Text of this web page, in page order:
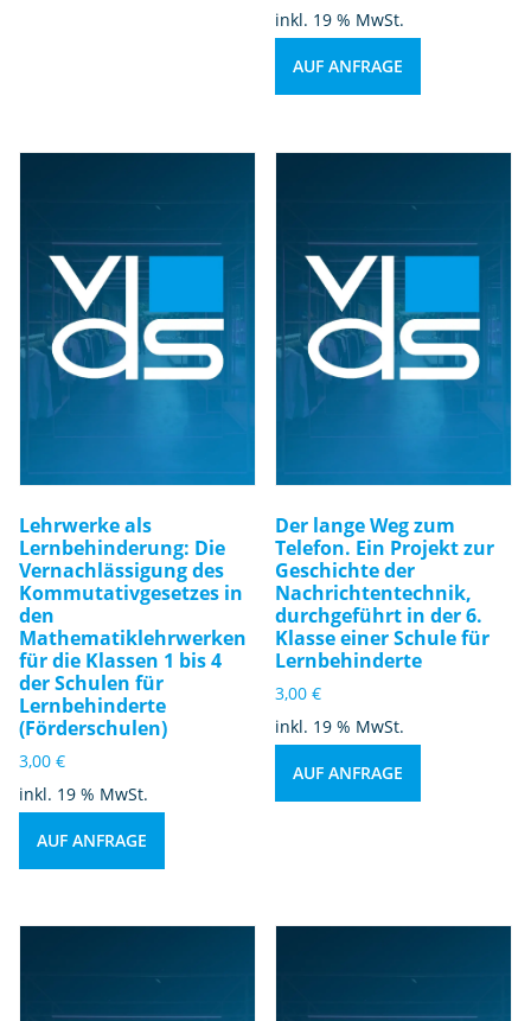
inkl. 19 % MwSt.
AUF ANFRAGE
Lehrwerke als
Lernbehinderung: Die
Vernachlässigung des
Kommutativgesetzes in
den
Mathematiklehrwerken
für die Klassen 1 bis 4
der Schulen für
Lernbehinderte
(Förderschulen)
3,00 €
inkl. 19 % MwSt.
AUF ANFRAGE
Der lange Weg zum
Telefon. Ein Projekt zur
Geschichte der
Nachrichtentechnik,
durchgeführt in der 6.
Klasse einer Schule für
Lernbehinderte
3,00€
inkl. 19 % MwSt.
AUF ANFRAGE